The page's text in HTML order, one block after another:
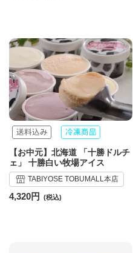
【お中元】北海道 「十勝ドルチ
ェ」 十勝白い牧場アイス
TABIYOSE TOBUMALL本店
4,320円